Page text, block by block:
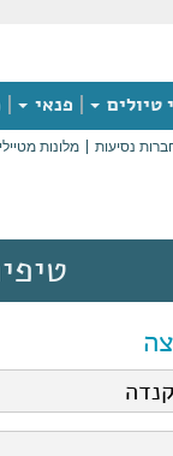
טיולים פנאי
נסיעות מלונות